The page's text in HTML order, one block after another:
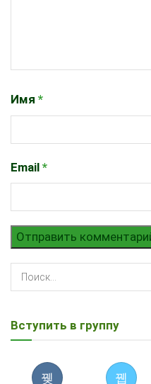
Имя *
Email *
Вступить в группу